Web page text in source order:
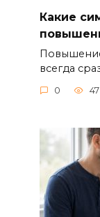
Какие
всегда
0 47